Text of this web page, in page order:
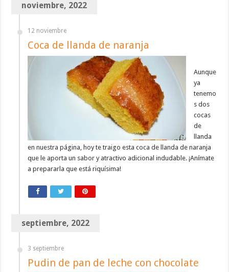
noviembre, 2022
12 noviembre
Coca de llanda de naranja
Aunque
ya
tenemo
s dos
cocas
de
llanda
en nuestra página, hoy te traigo esta coca de llanda de naranja
que le aporta un sabor y atractivo adicional indudable. ¡Anímate
a prepararla que está riquísima!
septiembre, 2022
3 septiembre
Pudin de pan de leche con chocolate